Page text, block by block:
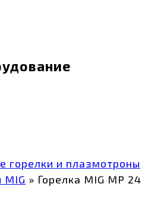
горелки и плазмотроны
MIG » Горелка MIG MP 24